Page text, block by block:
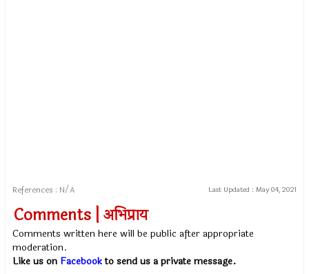
References : N/A Last Updated : May 04, 2021
Comments | अभिप्राय
Comments written here will be public after appropriate
moderation.
Like us on Facebookto send us a private message.